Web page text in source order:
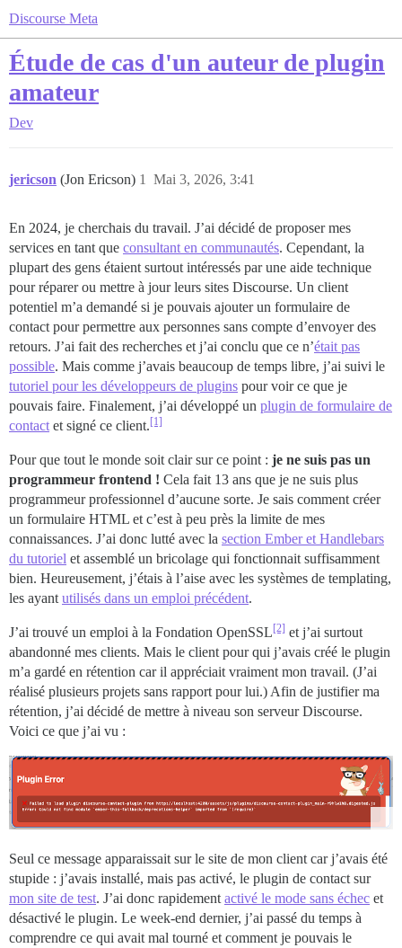
Discourse Meta
Étude de cas d'un auteur de plugin
amateur
Dev
jericson (Jon Ericson) Mai 3, 2026, 3:41
1
En 2024, je cherchais du travail. J’ai décidé de proposer mes
services en tant que consultant en communautés. Cependant, la
plupart des gens étaient surtout intéressés par une aide technique
pour réparer ou mettre à jour leurs sites Discourse. Un client
potentiel m’a demandé si je pouvais ajouter un formulaire de
contact pour permettre aux personnes sans compte d’envoyer des
retours. J’ai fait des recherches et j’ai conclu que ce n’était pas
possible. Mais comme j’avais beaucoup de temps libre, j’ai suivi le
tutoriel pour les développeurs de plugins pour voir ce que je
pouvais faire. Finalement, j’ai développé un plugin de formulaire de
contact et signé ce client. [1]
Pour que tout le monde soit clair sur ce point : je ne suis pas un
programmeur frontend ! Cela fait 13 ans que je ne suis plus
programmeur professionnel d’aucune sorte. Je sais comment créer
un formulaire HTML et c’est à peu près la limite de mes
connaissances. J’ai donc lutté avec la section Ember et Handlebars
du tutoriel et assemblé un bricolage qui fonctionnait suffisamment
bien. Heureusement, j’étais à l’aise avec les systèmes de templating,
les ayant utilisés dans un emploi précédent.
J’ai trouvé un emploi à la Fondation OpenSSL [2] et j’ai surtout
abandonné mes clients. Mais le client pour qui j’avais créé le plugin
m’a gardé en rétention car il appréciait vraiment mon travail. (J’ai
réalisé plusieurs projets sans rapport pour lui.) Afin de justifier ma
rétention, j’ai décidé de mettre à niveau son serveur Discourse.
Voici ce que j’ai vu :
Seul ce message apparaissait sur le site de mon client car j’avais été
stupide : j’avais installé, mais pas activé, le plugin de contact sur
mon site de test. J’ai donc rapidement activé le mode sans échec et
désactivé le plugin. Le week-end dernier, j’ai passé du temps à
comprendre ce qui avait mal tourné et comment je pouvais le